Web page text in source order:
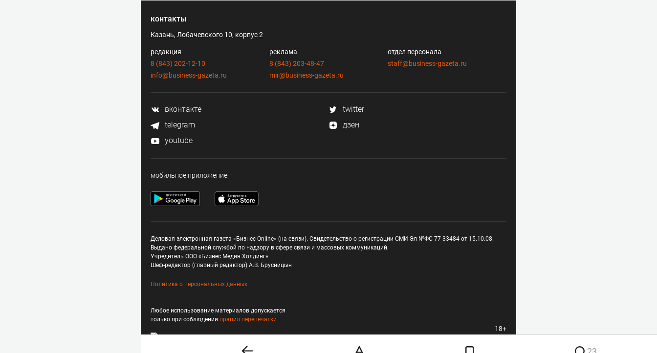
контакты
Казань, Лобачевского 10, корпус 2
редакция
8 (843) 202-12-10
info@business-gazeta.ru
реклама
8 (843) 203-48-47
mir@business-gazeta.ru
отдел персонала
staff@business-gazeta.ru
вконтакте
twitter
telegram
дзен
youtube
мобильное приложение
Деловая электронная газета «Бизнес Online» (на связи). Свидетельство о регистрации СМИ Эл №ФС 77-33484 от 15.10.08.
Выдано федеральной службой по надзору в сфере связи и массовых коммуникаций.
Учредитель ООО «Бизнес Медия Холдинг»
Шеф-редактор (главный редактор) А.В. Брусницын
Политика о персональных данных
Любое использование материалов допускается
только при соблюдении правил перепечатки
18+